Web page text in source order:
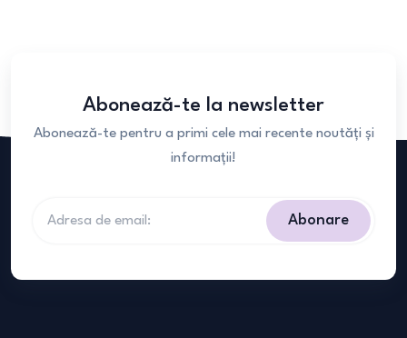
Abonează-te la newsletter
Abonează-te pentru a primi cele mai recente noutăți și
informații!
Abonare